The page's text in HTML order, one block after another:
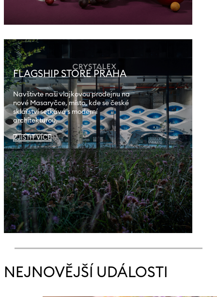
FLAGSHIP STORE PRAHA
Navštivte naši vlajkovou prodejnu na
nové Masaryčce, místo, kde se české
sklářství setkává s moderní
architekturou.
ZJISTIT VÍCE
NEJNOVĚJŠÍ UDÁLOSTI